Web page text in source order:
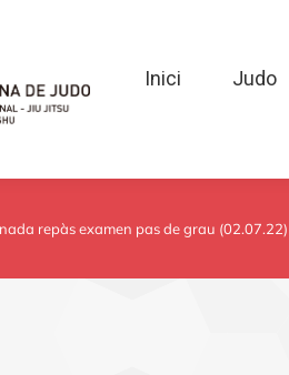
Inici Judo
repàs examen pas de grau (02.07.22)